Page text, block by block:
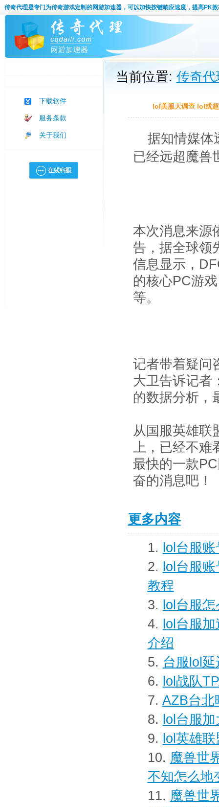
传奇代理是专门为传奇游戏定制的网游加速器，可以加快按键响应速度，提高PK效
下载软件
服务条款
关于我们
当前位置:传奇代
lol美服大调查 lol或
据知情媒体
已经远超魔兽
本次消息来源
告，据全球领
信息显示，
的核心PC游
等。
记者带着疑问
大卫告诉记者
的数据分析，
从国服英雄联
上，已经不难
最快的一款
奋的消息吧！
更多内容
1. lol台服
2. lol台服
教程
3. lol台服
4. lol台服
介绍
5. 台服lol
6. lol战队
7. AZB台北
8. lol台服
9. lol英雄
10. 魔兽世
不知怎么地
11. 魔兽世